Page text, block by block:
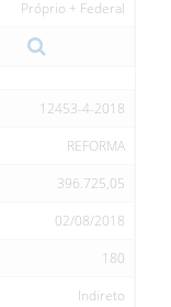
Próprio + Federal
12453-4-2018
REFORMA
396.725,05
02/08/2018
180
Indireto